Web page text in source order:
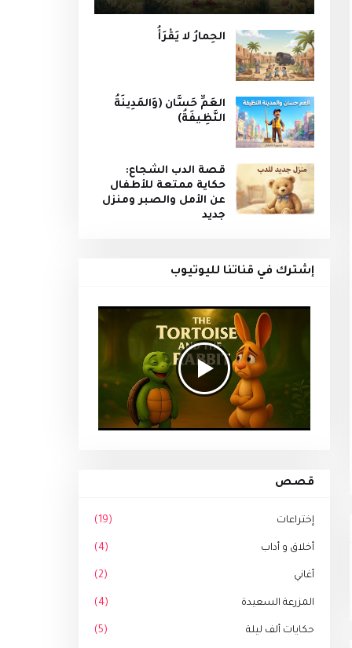
الحِمارُ لا يَقْرَأُ
العَمِّ حَسَّان (وَالمَدِينَةُ
النَّظِيفَةُ)
قصة الدب الشجاع:
حكاية ممتعة للأطفال
عن الأمل والصبر ومنزل
جديد
إشترك في قناتنا لليوتيوب
قصص
إختراعات (19)
أخلاق و أداب (4)
أغاني (2)
المزرعة السعيدة (4)
حكايات ألف ليلة (5)